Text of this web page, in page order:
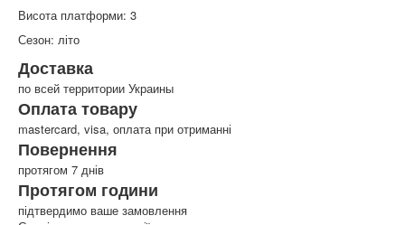
Висота платформи: 3
Сезон: літо
Доставка
по всей территории Украины
Оплата товару
mastercard, visa, оплата при отриманні
Повернення
протягом 7 днів
Протягом години
підтвердимо ваше замовлення